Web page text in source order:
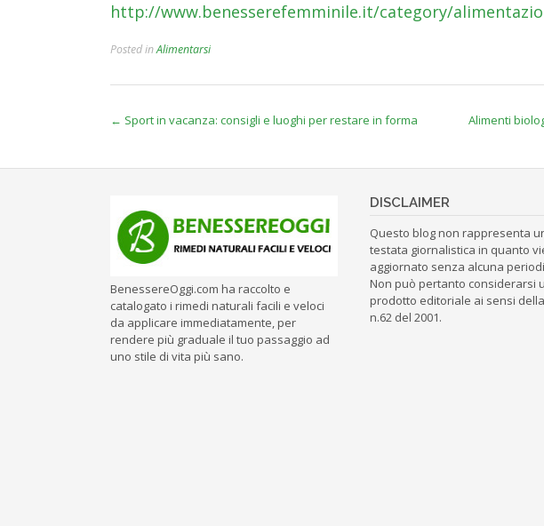
http://www.benesserefemminile.it/category/
Posted inAlimentarsi
Post
← Sport in vacanza: consigli e luoghi per restare in forma Alimenti
BenessereOggi.com ha raccolto e
catalogato i rimedi naturali facili e veloci
da applicare immediatamente, per
rendere più graduale il tuo passaggio ad
uno stile di vita più sano.
DISCLAIMER
Questo blog non rappresenta
testata giornalistica in quanto
aggiornato senza alcuna
Non può pertanto considerarsi
prodotto editoriale ai sensi
n.62 del 2001.